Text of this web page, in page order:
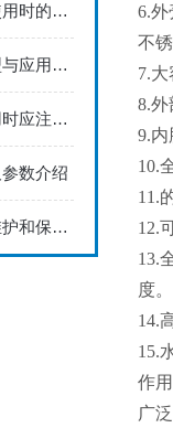
关于生化培养箱在使用时的注意事项
国产高温马弗炉选型与应用解析 国旺仪器产品特性一览
新型土壤干燥箱使用时应注意哪些事项
数介绍
全温摇床培养箱之维护和保养方法
6.
不锈
7.
8.外
9.
10.
11.
12.
13.
度
14.
15.
作用
广